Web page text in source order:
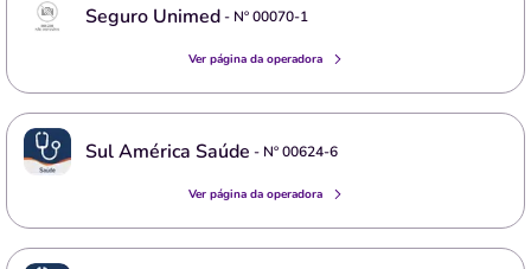
Seguro Unimed- Nº00070-1
Ver página da operadora
Sul América Saúde - Nº00624-6
Ver página da operadora